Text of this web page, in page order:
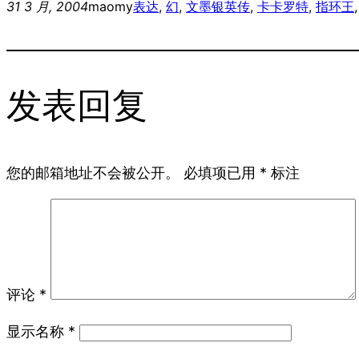
31 3 月, 2004maomy表达, 幻, 文墨银英传, 卡卡罗特, 指环王
发表回复
您的邮箱地址不会被公开。 必填项已用 * 标注
评论 *
显示名称 *